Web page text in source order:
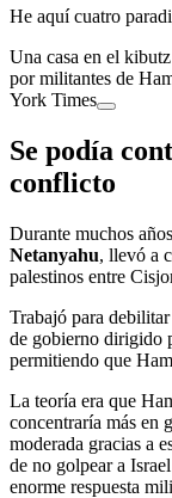
He aquí cuatro
Una casa en el
por militantes de
York Times
Se podía
conflicto
Durante muchos
Netanyahu, llevó a
palestinos entre
Trabajó para
de gobierno dirigido
permitiendo que
La teoría era que
concentraría más en
moderada gracias a
de no golpear a
enorme respuesta